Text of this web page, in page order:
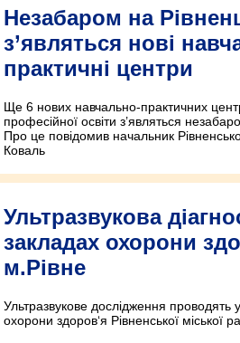
Незабаром на
з’являться нові
практичні центри
Ще 6 нових навчально-практичних
професійної освіти з’являться
Про це повідомив начальник
Коваль
Ультразвукова
закладах охорони
м.Рівне
Ультразвукове дослідження проводять
охорони здоров‘я Рівненської міської